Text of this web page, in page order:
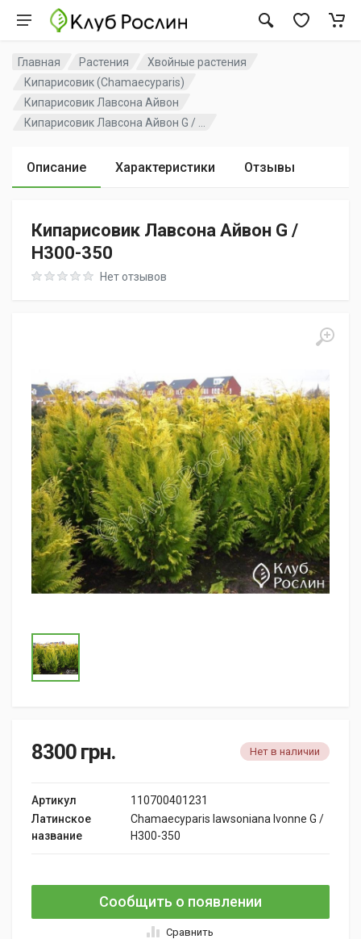
Главная Растения
Хвойные растения
Кипарисовик (Chamaecyparis)
Кипарисовик Лавсона Айвон
Кипарисовик Лавсона Айвон G / ...
Описание Характеристики Отзывы
Кипарисовик Лавсона Айвон G /
H300-350
Rating: 0 out of 5Нет отзывов
8300 грн. Нет в наличии
Артикул
110700401231
Латинское
название
Chamaecyparis lawsoniana Ivonne G /
H300-350
Сообщить о появлении
Сравнить